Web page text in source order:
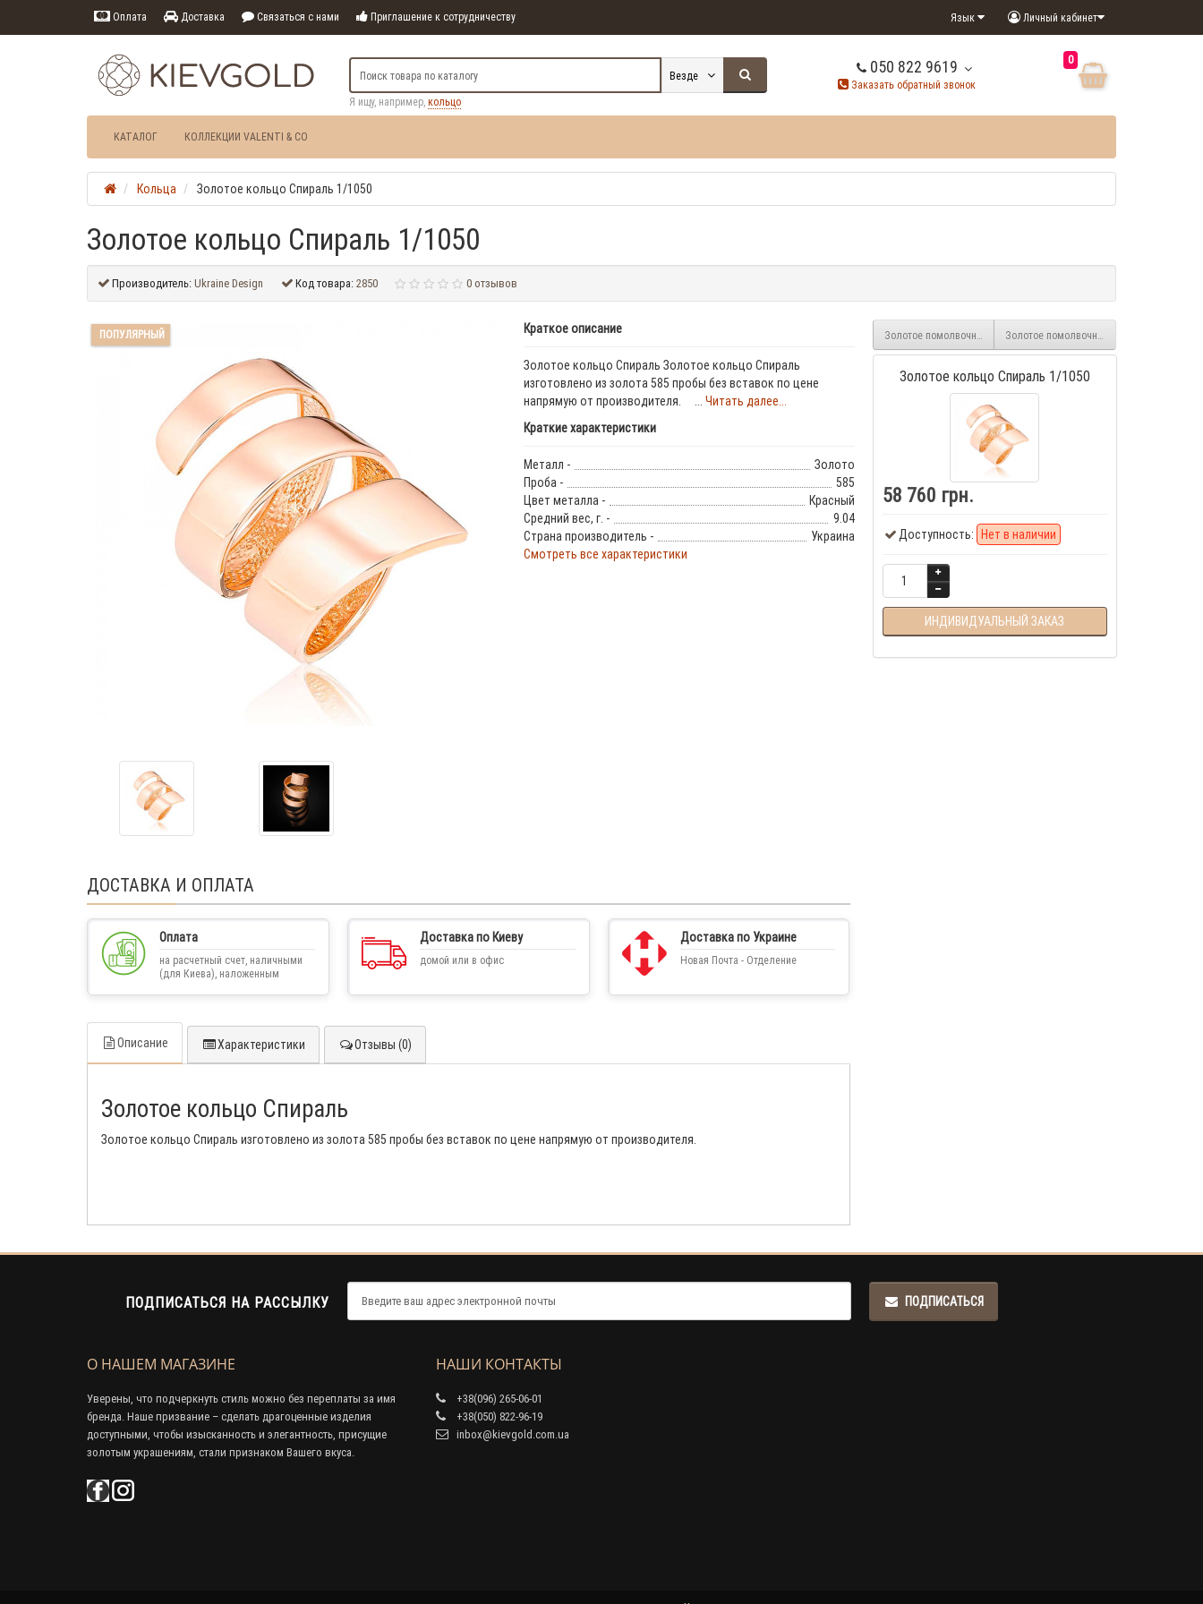
Оплата Доставка Связаться с нами Приглашение к сотрудничеству Личный кабинет
Язык
050 822 9619
Заказать обратный звонок
0
Везде
Я ищу, например, кольцо
КАТАЛОГ КОЛЛЕКЦИИ VALENTI & CO
Кольца Золотое кольцо Спираль 1/1050
Золотое кольцо Спираль 1/1050
Производитель:Ukraine Design Код товара:2850 0 отзывов
ПОПУЛЯРНЫЙ Краткое описание
Золотое кольцо Спираль Золотое кольцо Спираль
изготовлено из золота 585 пробы без вставок по цене
напрямую от производителя. ... Читать далее...
Краткие характеристики
Металл -
Золото
Проба -
585
Цвет металла -
Красный
Средний вес, г. -
9.04
Страна производитель -
Украина
Смотреть все характеристики
Золотое помолвочное кольцо 1/1049Золотое помолвочное кольцо 1/1051
Золотое кольцо Спираль 1/1050
58 760 грн.
Доступность: Нет в наличии
ИНДИВИДУАЛЬНЫЙ ЗАКАЗ
ДОСТАВКА И ОПЛАТА
Оплата
на расчетный счет, наличными
(для Киева), наложенным
Доставка по Киеву
домой или в офис
Доставка по Украине
Новая Почта - Отделение
Описание Характеристики Отзывы (0)
Золотое кольцо Спираль
Золотое кольцо Спираль изготовлено из золота 585 пробы без вставок по цене напрямую от производителя.
ПОДПИСАТЬСЯ НА РАССЫЛКУ ПОДПИСАТЬСЯ
О НАШЕМ МАГАЗИНЕ
Уверены, что подчеркнуть стиль можно без переплаты за имя
бренда. Наше призвание – сделать драгоценные изделия
доступными, чтобы изысканность и элегантность, присущие
золотым украшениям, стали признаком Вашего вкуса.
НАШИ КОНТАКТЫ
+38(096) 265-06-01
+38(050) 822-96-19
inbox@kievgold.com.ua